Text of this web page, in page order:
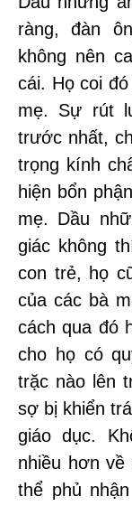
ràng, đàn
không nên
cái. Họ coi
mẹ. Sự rút
trước nhất,
trọng kính
hiện bổn
mẹ. Dầu
giác không
con trẻ, họ
của các bà
cách qua đó
cho họ có
trặc nào lên
sợ bị khiển
giáo dục.
nhiều hơn về
thể phủ